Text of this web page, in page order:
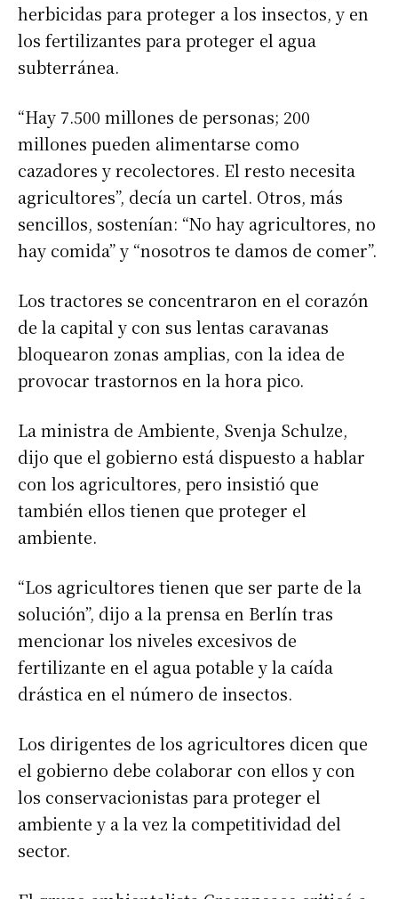
herbicidas para proteger a los insectos, y en
los fertilizantes para proteger el agua
subterránea.
“Hay 7.500 millones de personas; 200
millones pueden alimentarse como
cazadores y recolectores. El resto necesita
agricultores”, decía un cartel. Otros, más
sencillos, sostenían: “No hay agricultores, no
hay comida” y “nosotros te damos de comer”.
Los tractores se concentraron en el corazón
de la capital y con sus lentas caravanas
bloquearon zonas amplias, con la idea de
provocar trastornos en la hora pico.
La ministra de Ambiente, Svenja Schulze,
dijo que el gobierno está dispuesto a hablar
con los agricultores, pero insistió que
también ellos tienen que proteger el
ambiente.
“Los agricultores tienen que ser parte de la
solución”, dijo a la prensa en Berlín tras
mencionar los niveles excesivos de
fertilizante en el agua potable y la caída
drástica en el número de insectos.
Los dirigentes de los agricultores dicen que
el gobierno debe colaborar con ellos y con
los conservacionistas para proteger el
ambiente y a la vez la competitividad del
sector.